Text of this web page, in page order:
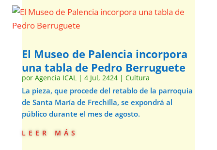
El Museo de Palencia incorpora
una tabla de Pedro Berruguete
por Agencia ICAL| 4 Jul, 2424| Cultura
La pieza, que procede del retablo de la parroquia
de Santa María de Frechilla, se expondrá al
público durante el mes de agosto.
leer más